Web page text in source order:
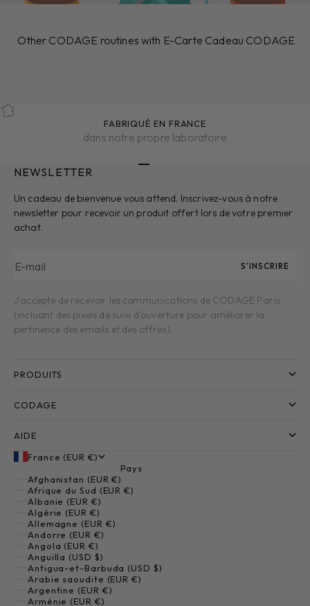
Other CODAGE routines with E-Carte Cadeau CODAGE
FABRIQUÉ EN FRANCE
dans notre propre laboratoire
NEWSLETTER
Un cadeau de bienvenue vous attend. Inscrivez-vous à notre
newsletter pour recevoir un produit offert lors de votre premier
achat.
E-mail S'INSCRIRE
J'accepte de recevoir les communications de CODAGE Paris
(incluant des pixels de suivi d'ouverture pour améliorer la
pertinence des emails et des offres).
PRODUITS
CODAGE
AIDE
France (EUR €)
Pays
Afghanistan (EUR €)
Afrique du Sud (EUR €)
Albanie (EUR €)
Algérie (EUR €)
Allemagne (EUR €)
Andorre (EUR €)
Angola (EUR €)
Anguilla (USD $)
Antigua-et-Barbuda (USD $)
Arabie saoudite (EUR €)
Argentine (EUR €)
Arménie (EUR €)